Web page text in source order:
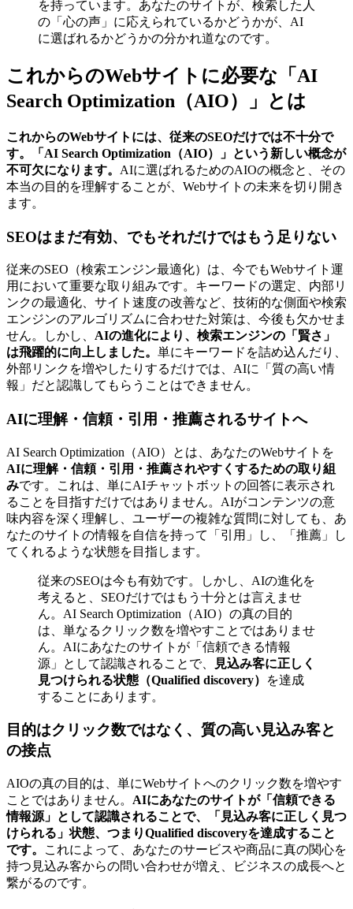
を持っています。あなたのサイトが、検索した人
の「心の声」に応えられているかどうかが、AI
に選ばれるかどうかの分かれ道なのです。
これからのWebサイトに必要な「AI
Search Optimization（AIO）」とは
これからのWebサイトには、従来のSEOだけでは不十分で
す。「AI Search Optimization（AIO）」という新しい概念が
不可欠になります。 AIに選ばれるためのAIOの概念と、その
本当の目的を理解することが、Webサイトの未来を切り開き
ます。
SEOはまだ有効、でもそれだけではもう足りない
従来のSEO（検索エンジン最適化）は、今でもWebサイト運
用において重要な取り組みです。キーワードの選定、内部リ
ンクの最適化、サイト速度の改善など、技術的な側面や検索
エンジンのアルゴリズムに合わせた対策は、今後も欠かせま
せん。しかし、 AIの進化により、検索エンジンの「賢さ」
は飛躍的に向上しました。 単にキーワードを詰め込んだり、
外部リンクを増やしたりするだけでは、AIに「質の高い情
報」だと認識してもらうことはできません。
AIに理解・信頼・引用・推薦されるサイトへ
AI Search Optimization（AIO）とは、あなたのWebサイトを
AIに理解・信頼・引用・推薦されやすくするための取り組
みです。これは、単にAIチャットボットの回答に表示され
ることを目指すだけではありません。AIがコンテンツの意
味内容を深く理解し、ユーザーの複雑な質問に対しても、あ
なたのサイトの情報を自信を持って「引用」し、「推薦」し
てくれるような状態を目指します。
従来のSEOは今も有効です。しかし、AIの進化を
考えると、SEOだけではもう十分とは言えませ
ん。AI Search Optimization（AIO）の真の目的
は、単なるクリック数を増やすことではありませ
ん。AIにあなたのサイトが「信頼できる情報
源」として認識されることで、
見込み客に正しく
見つけられる状態（Qualified discovery）
を達成
することにあります。
目的はクリック数ではなく、質の高い見込み客と
の接点
AIOの真の目的は、単にWebサイトへのクリック数を増やす
ことではありません。 AIにあなたのサイトが「信頼できる
情報源」として認識されることで、「見込み客に正しく見つ
けられる」状態、つまりQualified discoveryを達成すること
です。
これによって、あなたのサービスや商品に真の関心を
持つ見込み客からの問い合わせが増え、ビジネスの成長へと
繋がるのです。